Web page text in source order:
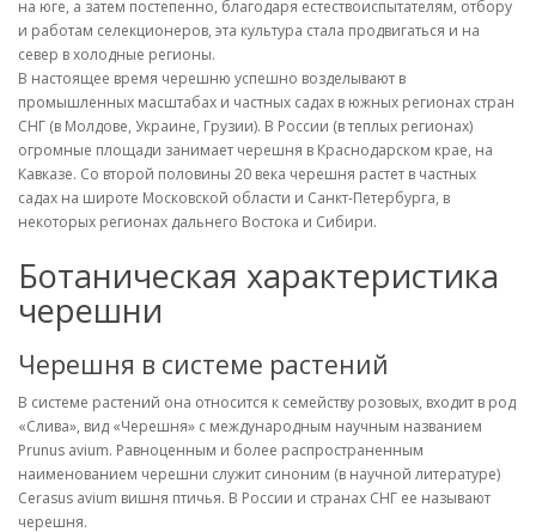
на юге, а затем постепенно, благодаря естествоиспытателям, отбору
и работам селекционеров, эта культура стала продвигаться и на
север в холодные регионы.
В настоящее время черешню успешно возделывают в
промышленных масштабах и частных садах в южных регионах стран
СНГ (в Молдове, Украине, Грузии). В России (в теплых регионах)
огромные площади занимает черешня в Краснодарском крае, на
Кавказе. Со второй половины 20 века черешня растет в частных
садах на широте Московской области и Санкт-Петербурга, в
некоторых регионах дальнего Востока и Сибири.
Ботаническая характеристика
черешни
Черешня в системе растений
В системе растений она относится к семейству розовых, входит в род
«Слива», вид «Черешня» с международным научным названием
Prunus avium. Равноценным и более распространенным
наименованием черешни служит синоним (в научной литературе)
Cerasus avium вишня птичья. В России и странах СНГ ее называют
черешня.